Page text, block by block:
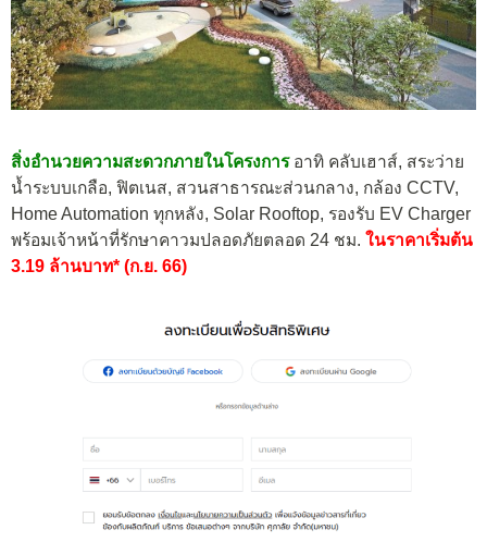
สิ่งอำนวยความสะดวกภายในโครงการอาทิ คลับเฮาส์, สระว่าย
น้ำระบบเกลือ, ฟิตเนส, สวนสาธารณะส่วนกลาง, กล้อง CCTV,
Home Automation ทุกหลัง, Solar Rooftop, รองรับ EV Charger
พร้อมเจ้าหน้าที่รักษาคาวมปลอดภัยตลอด 24 ชม. ในราคาเริ่มต้น
3.19 ล้านบาท* (ก.ย. 66)